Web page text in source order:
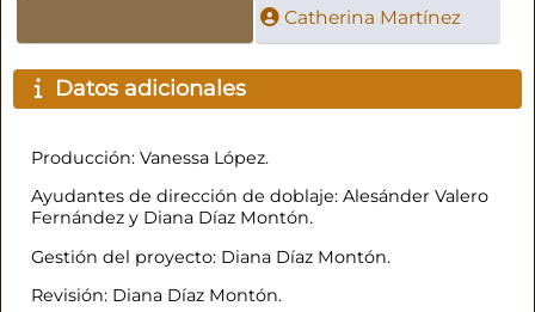
Catherina Martínez
Datos adicionales
Producción: Vanessa López.
Ayudantes de dirección de doblaje: Alesánder Valero
Fernández y Diana Díaz Montón.
Gestión del proyecto: Diana Díaz Montón.
Revisión: Diana Díaz Montón.